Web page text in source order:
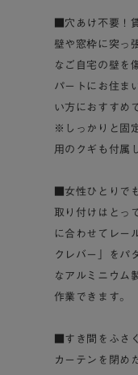
■穴あけ不要！
壁や窓枠に突っ
なご自宅の壁を
パートにお住ま
い方におすすめ
※しっかりと固
用のクギも付属
■女性ひとりで
取り付けはとっ
に合わせてレー
クレバー」をパ
なアルミニウム
作業できます。
■すき間をふさ
カーテンを閉め